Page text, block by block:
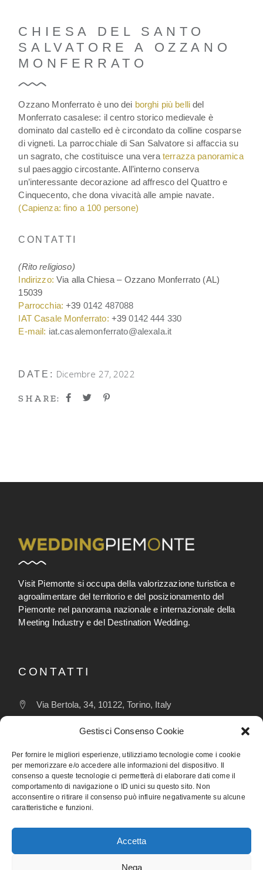
Gestisci Consenso Cookie
Per fornire le migliori esperienze, utilizziamo tecnologie come i cookie
per memorizzare e/o accedere alle informazioni del dispositivo. Il
consenso a queste tecnologie ci permetterà di elaborare dati come il
comportamento di navigazione o ID unici su questo sito. Non
acconsentire o ritirare il consenso può influire negativamente su alcune
caratteristiche e funzioni.
Accetta
Nega
CHIESA DEL SANTO
SALVATORE A OZZANO
MONFERRATO
Ozzano Monferrato è uno dei borghi più bellidel
Monferrato casalese: il centro storico medievale è
dominato dal castello ed è circondato da colline cosparse
di vigneti. La parrocchiale di San Salvatore si affaccia su
un sagrato, che costituisce una vera terrazza panoramica
sul paesaggio circostante. All’interno conserva
un’interessante decorazione ad affresco del Quattro e
Cinquecento, che dona vivacità alle ampie navate.
(Capienza: fino a 100 persone)
CONTATTI
(Rito religioso)
Indirizzo: Via alla Chiesa – Ozzano Monferrato (AL)
15039
Parrocchia: +39 0142 487088
IAT Casale Monferrato: +39 0142 444 330
E-mail: iat.casalemonferrato@alexala.it
DATE: Dicembre 27, 2022
SHARE:
Visit Piemonte si occupa della valorizzazione turistica e
agroalimentare del territorio e del posizionamento del
Piemonte nel panorama nazionale e internazionale della
Meeting Industry e del Destination Wedding.
CONTATTI
Via Bertola, 34, 10122, Torino, Italy
FOLLOW